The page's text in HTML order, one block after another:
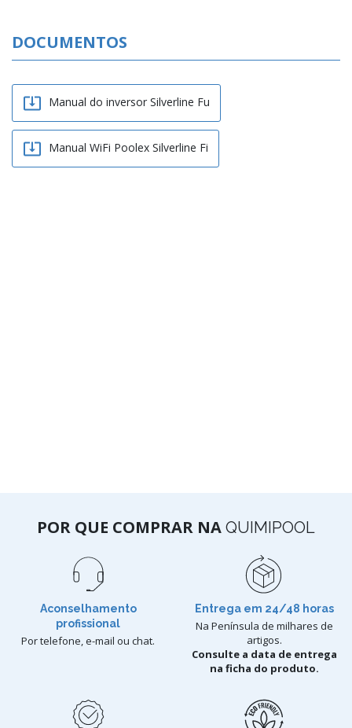
DOCUMENTOS
 Manual do inversor Silverline Fu
 Manual WiFi Poolex Silverline Fi
POR QUE COMPRAR NA QUIMIPOOL
Aconselhamento
profissional
Por telefone, e-mail ou chat.
Entrega em 24/48 horas
Na Península de milhares de
artigos.
Consulte a data de entrega
na ficha do produto.